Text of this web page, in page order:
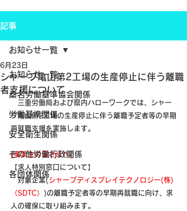
記事
お知らせ一覧
桑名労働基準協会関係
労働基準関係
安全衛生関係
その他労働行政関係
各団体関係
お知らせ一覧
シャープ亀山第2工場の生産停止に伴う離職
者支援について
6月23日
三重労働局および県内ハローワークでは、シャー
プ亀山第2工場の生産停止に伴う離職予定者等の早期
再就職支援を実施します。
[事業主の皆さまへ]
【求人特別窓口について】
対象企業(シャープディスプレイテクノロジー(株)
（SDTC） )の離職予定者等の早期再就職に向け、求
人の確保に取り組みます。